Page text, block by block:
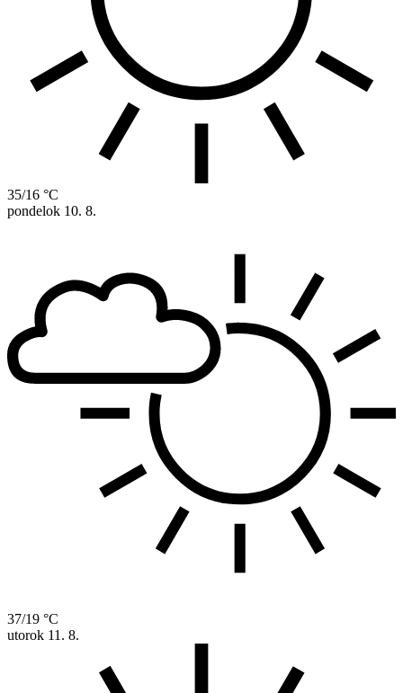
35/16 °C
pondelok 10. 8.
37/19 °C
utorok 11. 8.